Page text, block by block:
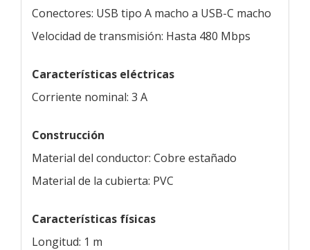
Conectores: USB tipo A macho a USB-C macho
Velocidad de transmisión: Hasta 480 Mbps
Características eléctricas
Corriente nominal: 3 A
Construcción
Material del conductor: Cobre estañado
Material de la cubierta: PVC
Características físicas
Longitud: 1 m